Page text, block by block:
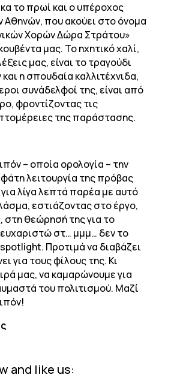
το πρωί και ο υπέροχος
Αθηνών, που ακούει στο όνομα
Χορών Δώρα Στράτου»
μας. Το ηχητικό χαλί,
μας, είναι το τραγούδι
και η σπουδαία καλλιτέχνιδα,
συνάδελφοί της, είναι από
φροντίζοντας τις
της παράστασης.
– οποία ορολογία – την
λειτουργία της πρόβας
λίγα λεπτά παρέα με αυτό
εστιάζοντας στο έργο,
στη θεώρησή της για το
στ… μμμ… δεν το
spotlight. Προτιμά να διαβάζει
για τους φίλους της. Κι
μας, να καμαρώνουμε για
του πολιτισμού. Μαζί
and like us: